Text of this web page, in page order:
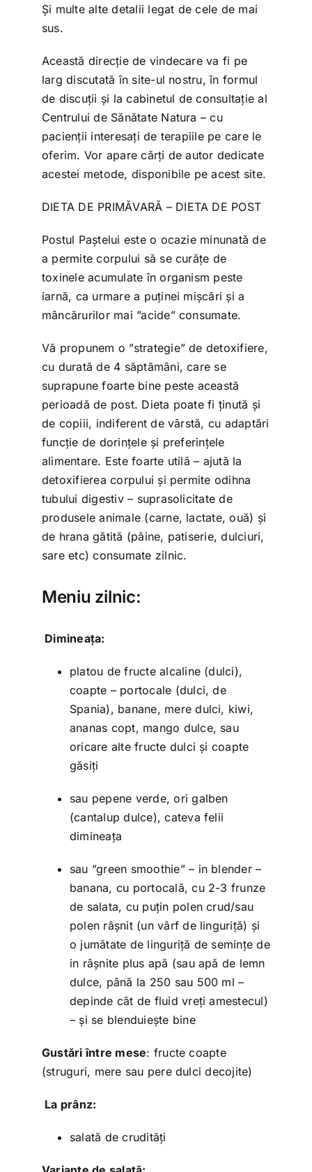
Și multe alte detalii legat de cele de mai
sus.
Această direcție de vindecare va fi pe
larg discutată în site-ul nostru, în formul
de discuții și la cabinetul de consultație al
Centrului de Sănătate Natura – cu
pacienții interesați de terapiile pe care le
oferim. Vor apare cărți de autor dedicate
acestei metode, disponibile pe acest site.
DIETA DE PRIMĂVARĂ – DIETA DE POST
Postul Paștelui este o ocazie minunată de
a permite corpului să se curățe de
toxinele acumulate în organism peste
iarnă, ca urmare a puținei mișcări și a
mâncărurilor mai ”acide” consumate.
Vă propunem o ”strategie” de detoxifiere,
cu durată de 4 săptămâni, care se
suprapune foarte bine peste această
perioadă de post. Dieta poate fi ținută și
de copiii, indiferent de vârstă, cu adaptări
funcție de dorințele și preferințele
alimentare. Este foarte utilă – ajută la
detoxifierea corpului și permite odihna
tubului digestiv – suprasolicitate de
produsele animale (carne, lactate, ouă) și
de hrana gătită (pâine, patiserie, dulciuri,
sare etc) consumate zilnic.
Meniu zilnic:
Dimineața:
platou de fructe alcaline (dulci),
coapte – portocale (dulci, de
Spania), banane, mere dulci, kiwi,
ananas copt, mango dulce, sau
oricare alte fructe dulci și coapte
găsiți
sau pepene verde, ori galben
(cantalup dulce), cateva felii
dimineața
sau ”green smoothie” – in blender –
banana, cu portocală, cu 2-3 frunze
de salata, cu puțin polen crud/sau
polen râșnit (un vârf de linguriță) și
o jumătate de linguriță de semințe de
in râșnite plus apă (sau apă de lemn
dulce, până la 250 sau 500 ml –
depinde cât de fluid vreți amestecul)
– și se blenduiește bine
Gustări între mese: fructe coapte
(struguri, mere sau pere dulci decojite)
La prânz:
salată de crudități